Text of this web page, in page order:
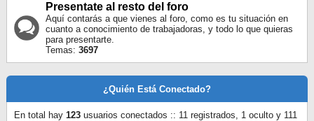
Presentate al resto del foro
Aquí contarás a que vienes al foro, como es tu situación en
cuanto a conocimiento de trabajadoras, y todo lo que quieras
para presentarte.
Temas: 3697
¿Quién Está Conectado?
En total hay 123 usuarios conectados :: 11 registrados, 1 oculto y 111